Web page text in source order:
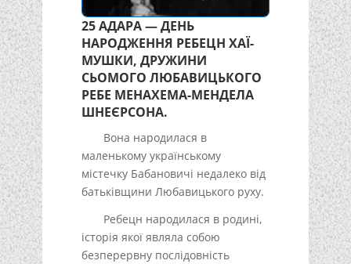
25 АДАРА — ДЕНЬ
НАРОДЖЕННЯ РЕБЕЦН ХАЇ-
МУШКИ, ДРУЖИНИ
СЬОМОГО ЛЮБАВИЦЬКОГО
РЕБЕ МЕНАХЕМА-МЕНДЕЛА
ШНЕЄРСОНА.
Вона народилася в
маленькому українському
містечку Бабановичі недалеко від
батьківщини Любавицького руху.
Ребецн народилася в родині,
історія якої являла собою
безперервну послідовність